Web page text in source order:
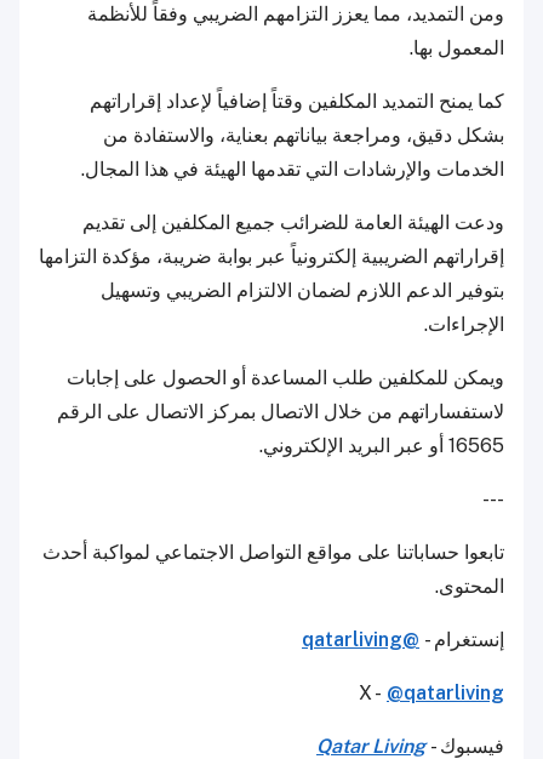
ومن التمديد، مما يعزز التزامهم الضريبي وفقاً للأنظمة
المعمول بها.
كما يمنح التمديد المكلفين وقتاً إضافياً لإعداد إقراراتهم
بشكل دقيق، ومراجعة بياناتهم بعناية، والاستفادة من
الخدمات والإرشادات التي تقدمها الهيئة في هذا المجال.
ودعت الهيئة العامة للضرائب جميع المكلفين إلى تقديم
إقراراتهم الضريبية إلكترونياً عبر بوابة ضريبة، مؤكدة التزامها
بتوفير الدعم اللازم لضمان الالتزام الضريبي وتسهيل
الإجراءات.
ويمكن للمكلفين طلب المساعدة أو الحصول على إجابات
لاستفساراتهم من خلال الاتصال بمركز الاتصال على الرقم
16565 أو عبر البريد الإلكتروني.
---
تابعوا حساباتنا على مواقع التواصل الاجتماعي لمواكبة أحدث
المحتوى.
إنستغرام - @qatarliving
X - @qatarliving
فيسبوك -Qatar Living